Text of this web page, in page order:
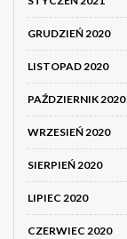
GRUDZIEŃ 2020
LISTOPAD 2020
PAŹDZIERNIK 2020
WRZESIEŃ 2020
SIERPIEŃ 2020
LIPIEC 2020
CZERWIEC 2020